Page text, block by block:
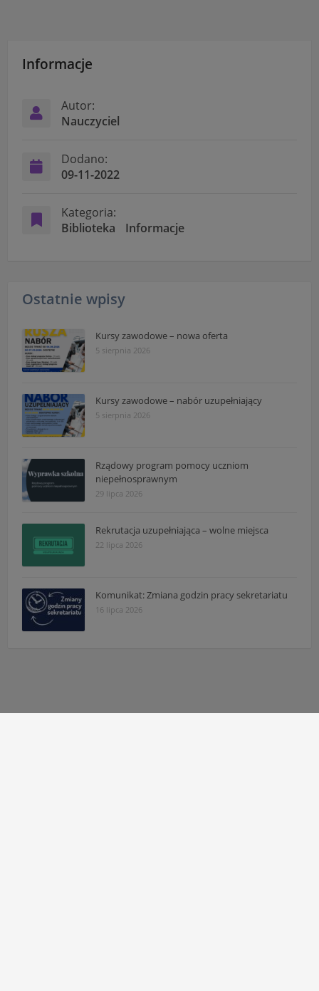
Informacje
Autor:
Nauczyciel
Dodano:
09-11-2022
Kategoria:
Biblioteka
Informacje
Ostatnie wpisy
Kursy zawodowe – nowa oferta
5 sierpnia 2026
Kursy zawodowe – nabór uzupełniający
5 sierpnia 2026
Rządowy program pomocy uczniom
niepełnosprawnym
29 lipca 2026
Rekrutacja uzupełniająca – wolne miejsca
22 lipca 2026
Komunikat: Zmiana godzin pracy sekretariatu
16 lipca 2026